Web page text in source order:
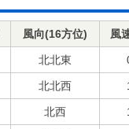
風向(16方位) 風
北北東
北北西
北西